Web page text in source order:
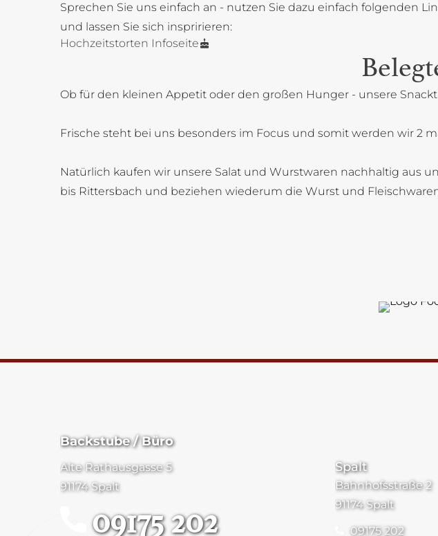
Sprechen Sie uns einfach an - nutzen Sie dazu einfach folgenden
und lassen Sie sich inspririeren:
Hochzeitstorten Infoseite
Ob für den kleinen Appetit oder den großen Hunger - unsere
Frische steht bei uns besonders im Focus und somit werden wir 2
Natürlich kaufen wir unsere Salat und Wurstwaren nachhaltig aus
bis Rittersbach und beziehen wiederum die Wurst und
Backstube / Büro
Alte Rathausgasse 5
91174 Spalt
09175 202
Spalt
Bahnhofsstraße 2
91174 Spalt
09175 202